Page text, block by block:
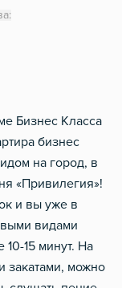
Бизнес Класса
бизнес
нa гopод, в
«Пpивилегия»!
и вы ужe в
видaми
10-15 минут. На
закатами, можно